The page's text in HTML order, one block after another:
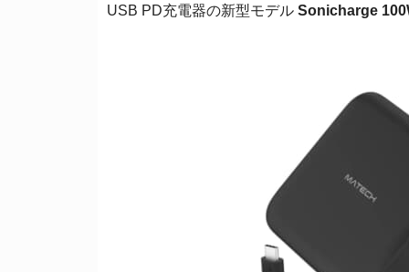
USB PD充電器の新型モデル Sonicharge